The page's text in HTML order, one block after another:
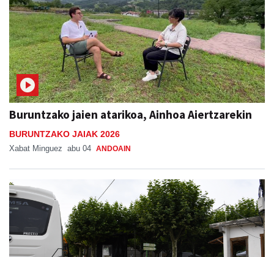
Buruntzako jaien atarikoa, Ainhoa Aiertzarekin
BURUNTZAKO JAIAK 2026
Xabat Minguez abu 04 ANDOAIN